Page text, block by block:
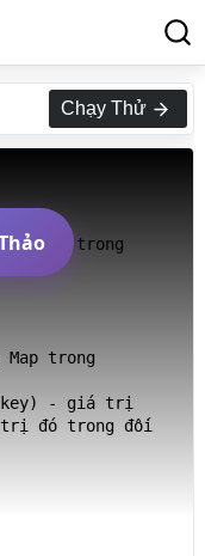
Chạy Thử
Map trong
trong
- giá trị
trị đó trong đối